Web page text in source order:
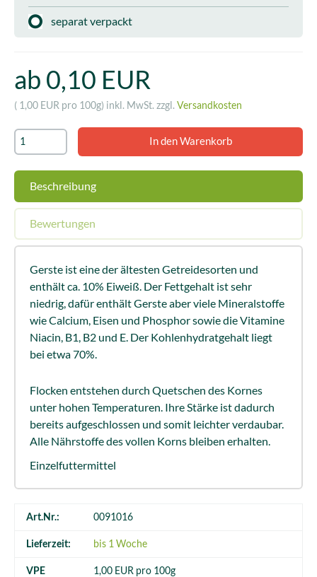
separat verpackt
ab 0,10 EUR
( 1,00 EUR pro 100g) inkl. MwSt. zzgl. Versandkosten
Beschreibung
Bewertungen
Gerste ist eine der ältesten Getreidesorten und
enthält ca. 10% Eiweiß. Der Fettgehalt ist sehr
niedrig, dafür enthält Gerste aber viele Mineralstoffe
wie Calcium, Eisen und Phosphor sowie die Vitamine
Niacin, B1, B2 und E. Der Kohlenhydratgehalt liegt
bei etwa 70%.
Flocken entstehen durch Quetschen des Kornes
unter hohen Temperaturen. Ihre Stärke ist dadurch
bereits aufgeschlossen und somit leichter verdaubar.
Alle Nährstoffe des vollen Korns bleiben erhalten.
Einzelfuttermittel
Art.Nr.: 0091016
Lieferzeit: bis 1 Woche
VPE 1,00 EUR pro 100g